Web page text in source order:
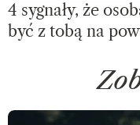
4 sygnały, że
być z tobą na